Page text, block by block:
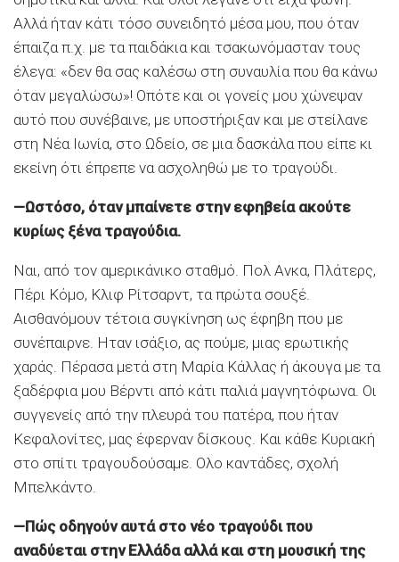
Αλλά ήταν κάτι τόσο συνειδητό μέσα μου, που όταν
έπαιζα π.χ. με τα παιδάκια και τσακωνόμασταν τους
έλεγα: «δεν θα σας καλέσω στη συναυλία που θα κάνω
όταν μεγαλώσω»! Οπότε και οι γονείς μου χώνεψαν
αυτό που συνέβαινε, με υποστήριξαν και με στείλανε
στη Νέα Ιωνία, στο Ωδείο, σε μια δασκάλα που είπε κι
εκείνη ότι έπρεπε να ασχοληθώ με το τραγούδι.
—Ωστόσο, όταν μπαίνετε στην εφηβεία ακούτε
κυρίως ξένα τραγούδια.
Ναι, από τον αμερικάνικο σταθμό. Πολ Ανκα, Πλάτερς,
Πέρι Κόμο, Κλιφ Ρίτσαρντ, τα πρώτα σουξέ.
Αισθανόμουν τέτοια συγκίνηση ως έφηβη που με
συνέπαιρνε. Ηταν ισάξιο, ας πούμε, μιας ερωτικής
χαράς. Πέρασα μετά στη Μαρία Κάλλας ή άκουγα με τα
ξαδέρφια μου Βέρντι από κάτι παλιά μαγνητόφωνα. Οι
συγγενείς από την πλευρά του πατέρα, που ήταν
Κεφαλονίτες, μας έφερναν δίσκους. Και κάθε Κυριακή
στο σπίτι τραγουδούσαμε. Ολο καντάδες, σχολή
Μπελκάντο.
—Πώς οδηγούν αυτά στο νέο τραγούδι που
αναδύεται στην Ελλάδα αλλά και στη μουσική της